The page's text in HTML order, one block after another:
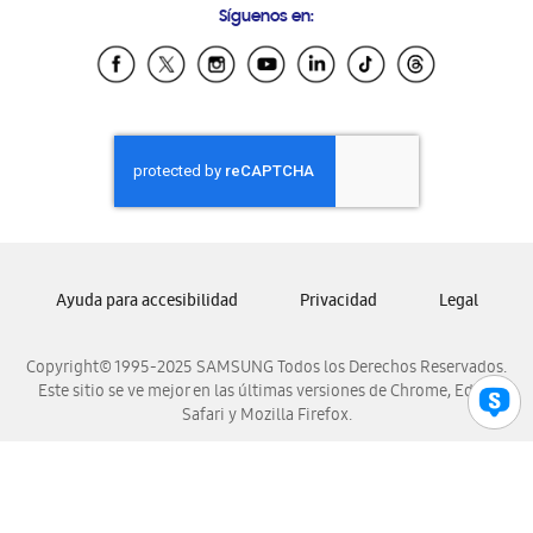
Samsung Ecuador
Samsung El Salvador
Samsung Honduras
Samsung Nicaragua
Samsung Panamá
Samsung Venezuela
Síguenos en:
Copyright© 1995-2025 SAMSUNG Todos los Derechos Reservados.
Este sitio se ve mejor en las últimas versiones de Chrome, Edge,
Safari y Mozilla Firefox.
Ayuda para accesibilidad Privacidad Legal